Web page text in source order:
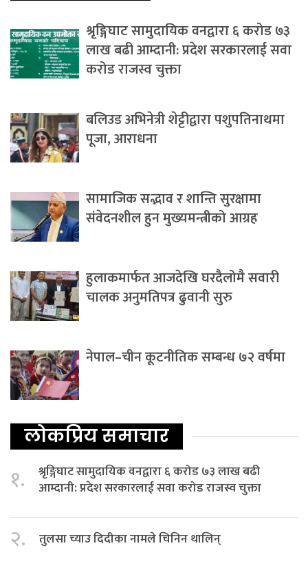
श्रृङ्गिघाट सामुदायिक वनद्वारा ६ करोड ७३
लाख बढी आम्दानी: प्रदेश सरकारलाई सवा
करोड राजस्व चुक्ता
बलिउड अभिनेत्री शेट्टीद्वारा पशुपतिनाथमा
पूजा, आराधना
सामाजिक सद्भाव र शान्ति सुरक्षामा
संवेदनशील हुन मुख्यमन्त्रीको आग्रह
हुलाकमार्फत आजदेखि घरदैलोमै सवारी
चालक अनुमतिपत्र ढुवानी सुरु
नेपाल–चीन कूटनीतिक सम्बन्ध ७२ वर्षमा
लोकप्रिय समाचार
१.
श्रृङ्गिघाट सामुदायिक वनद्वारा ६ करोड ७३ लाख बढी
आम्दानी: प्रदेश सरकारलाई सवा करोड राजस्व चुक्ता
२. तुलसा च्याउ दिदीका नामले चिनिन थालिन्